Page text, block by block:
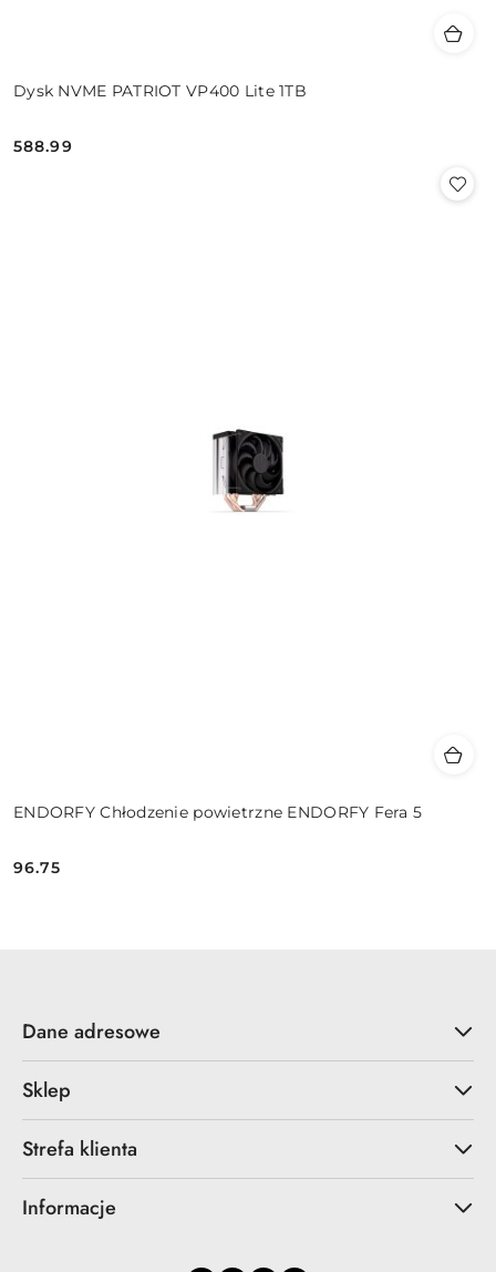
Dysk NVME PATRIOT VP400 Lite 1TB
Cena:
588.99
ENDORFY Chłodzenie powietrzne ENDORFY Fera 5
Cena:
96.75
Dane adresowe
Sklep
Strefa klienta
Informacje